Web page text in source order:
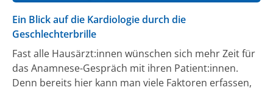
Ein Blick auf die Kardiologie durch die
Geschlechterbrille
Fast alle Hausärzt:innen wünschen sich mehr Zeit für
das Anamnese-Gespräch mit ihren Patient:innen.
Denn bereits hier kann man viele Faktoren erfassen,